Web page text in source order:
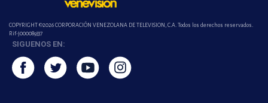
COPYRIGHT ©2026 CORPORACIÓN VENEZOLANA DE TELEVISION, C.A. Todos los derechos reservados.
Rif-j000089337
SIGUENOS EN: